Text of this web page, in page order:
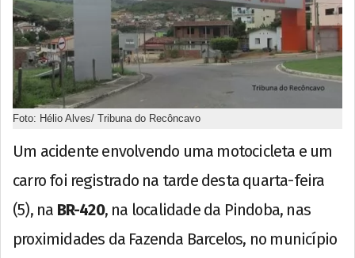
Foto: Hélio Alves/ Tribuna do Recôncavo
Um acidente envolvendo uma motocicleta e um
carro foi registrado na tarde desta quarta-feira
(5), na BR-420, na localidade da Pindoba, nas
proximidades da Fazenda Barcelos, no município